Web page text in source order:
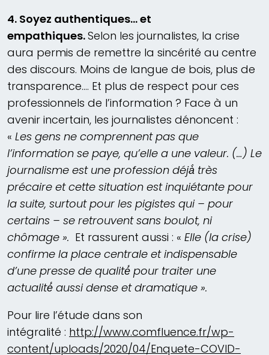
4. Soyez authentiques… et
empathiques.Selon les journalistes, la crise
aura permis de remettre la sincérité au centre
des discours. Moins de langue de bois, plus de
transparence…. Et plus de respect pour ces
professionnels de l’information ? Face à un
avenir incertain, les journalistes dénoncent :
« Les gens ne comprennent pas que
l’information se paye, qu’elle a une valeur. (…) Le
journalisme est une profession déjà̀ très
précaire et cette situation est inquiétante pour
la suite, surtout pour les pigistes qui – pour
certains – se retrouvent sans boulot, ni
chômage ». Et rassurent aussi : « Elle (la crise)
confirme la place centrale et indispensable
d’une presse de qualité́ pour traiter une
actualité́ aussi dense et dramatique ».
Pour lire l’étude dans son
intégralité : http://www.comfluence.fr/wp-
content/uploads/2020/04/Enquete-COVID-